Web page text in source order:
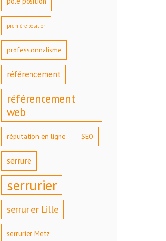
première position
professionnalisme
référencement
référencement
web
réputation en ligne SEO
serrure
serrurier
serrurier Lille
serrurier Metz